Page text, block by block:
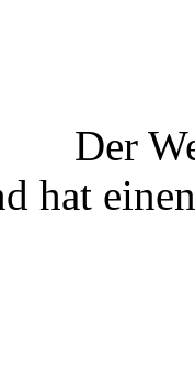
Der
hat